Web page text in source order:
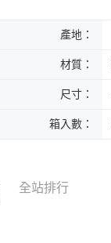
產地：
材質：
尺寸：
箱入數：
全站排行